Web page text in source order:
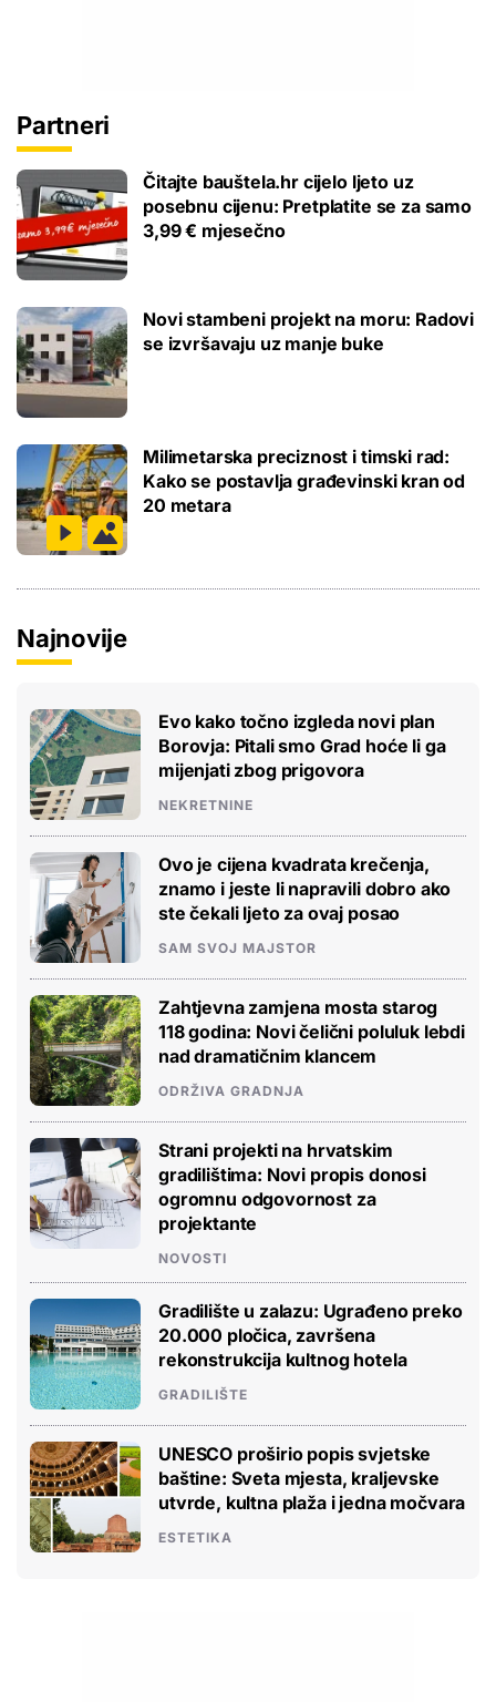
Partneri
Čitajte bauštela.hr cijelo ljeto uz
posebnu cijenu: Pretplatite se za samo
3,99 € mjesečno
Novi stambeni projekt na moru: Radovi
se izvršavaju uz manje buke
Milimetarska preciznost i timski rad:
Kako se postavlja građevinski kran od
20 metara
Najnovije
Evo kako točno izgleda novi plan
Borovja: Pitali smo Grad hoće li ga
mijenjati zbog prigovora
NEKRETNINE
Ovo je cijena kvadrata krečenja,
znamo i jeste li napravili dobro ako
ste čekali ljeto za ovaj posao
SAM SVOJ MAJSTOR
Zahtjevna zamjena mosta starog
118 godina: Novi čelični poluluk lebdi
nad dramatičnim klancem
ODRŽIVA GRADNJA
Strani projekti na hrvatskim
gradilištima: Novi propis donosi
ogromnu odgovornost za
projektante
NOVOSTI
Gradilište u zalazu: Ugrađeno preko
20.000 pločica, završena
rekonstrukcija kultnog hotela
GRADILIŠTE
UNESCO proširio popis svjetske
baštine: Sveta mjesta, kraljevske
utvrde, kultna plaža i jedna močvara
ESTETIKA